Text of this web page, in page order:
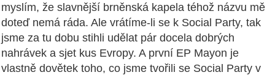
myslím, že slavnější brněnská kapela téhož názvu mě
doteď nemá ráda. Ale vrátíme-li se k Social Party, tak
jsme za tu dobu stihli udělat pár docela dobrých
nahrávek a sjet kus Evropy. A první EP Mayon je
vlastně dovětek toho, co jsme tvořili se Social Party v